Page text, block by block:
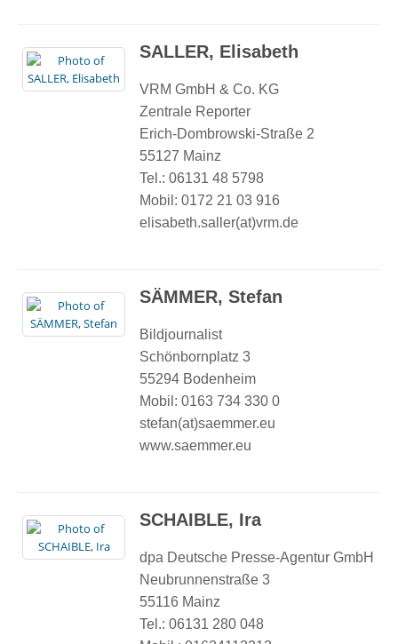
SALLER, Elisabeth
VRM GmbH & Co. KG
Zentrale Reporter
Erich-Dombrowski-Straße 2
55127 Mainz
Tel.: 06131 48 5798
Mobil: 0172 21 03 916
elisabeth.saller(at)vrm.de
SÄMMER, Stefan
Bildjournalist
Schönbornplatz 3
55294 Bodenheim
Mobil: 0163 734 330 0
stefan(at)saemmer.eu
www.saemmer.eu
SCHAIBLE, Ira
dpa Deutsche Presse-Agentur GmbH
Neubrunnenstraße 3
55116 Mainz
Tel.: 06131 280 048